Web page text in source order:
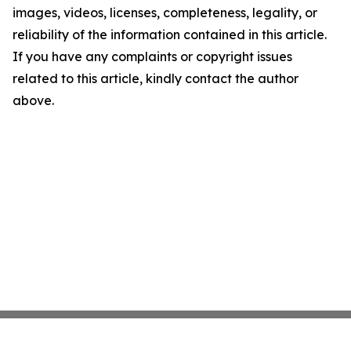
images, videos, licenses, completeness, legality, or
reliability of the information contained in this article.
If you have any complaints or copyright issues
related to this article, kindly contact the author
above.